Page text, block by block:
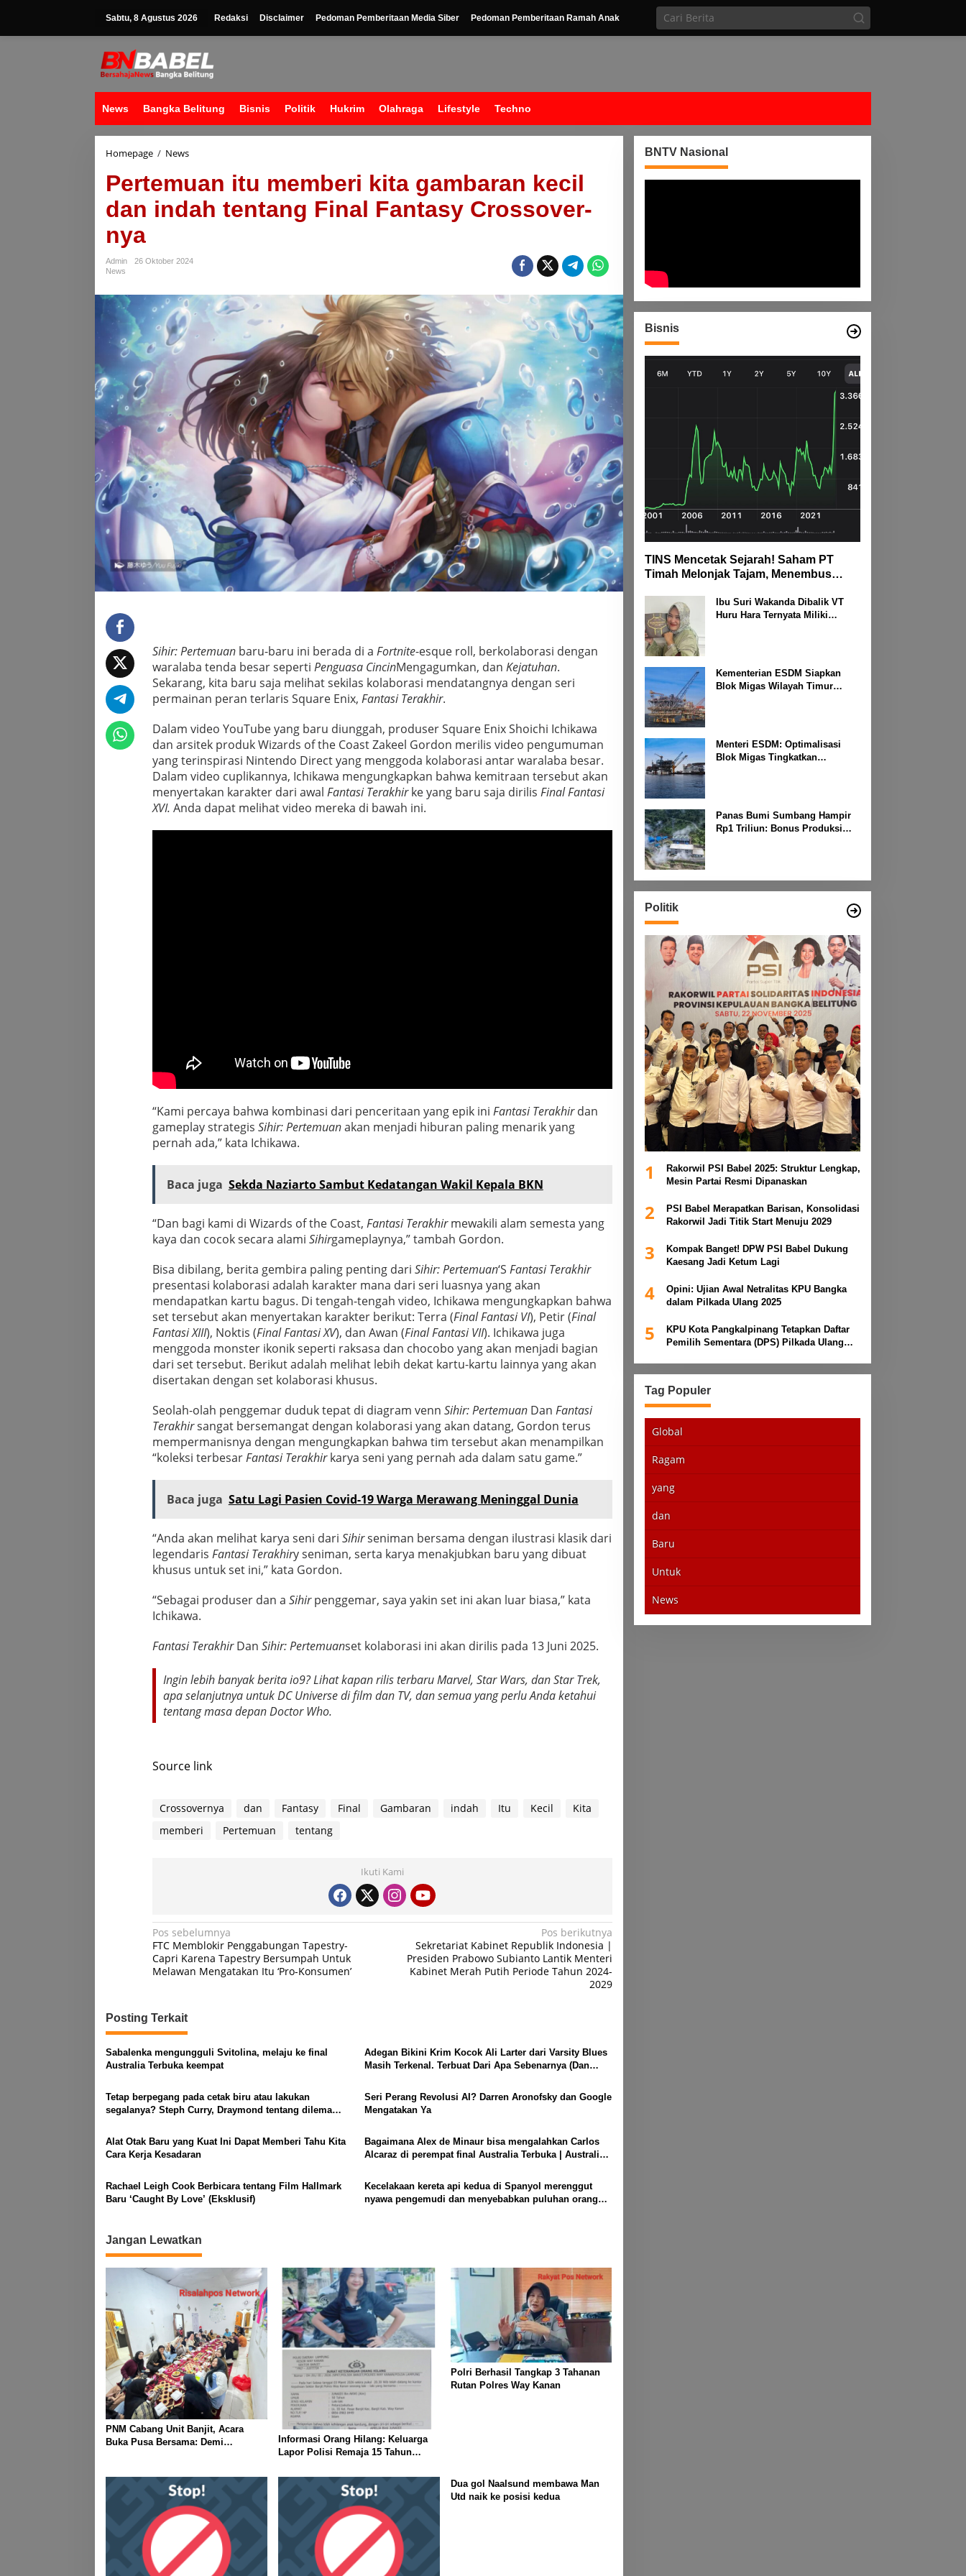
Sabtu, 8 Agustus 2026 Redaksi Disclaimer Pedoman Pemberitaan Media Siber Pedoman Pemberitaan Ramah Anak
News Bangka Belitung Bisnis Politik Hukrim Olahraga Lifestyle Techno
Homepage / NewsPertemuan
memberi
kita
gambaran
kecil
tentang
Crossover-
nya
Pertemuan itu memberi kita gambaran kecil
dan indah tentang Final Fantasy Crossover-
nya
Admin
26 Oktober 2024
News
Sihir: Pertemuanbaru-baru ini berada di a Fortnite-esque roll, berkolaborasi dengan
waralaba tenda besar seperti Penguasa CincinMengagumkan, dan Kejatuhan.
Sekarang, kita baru saja melihat sekilas kolaborasi mendatangnya dengan seri
permainan peran terlaris Square Enix, Fantasi Terakhir.
Dalam video YouTube yang baru diunggah, produser Square Enix Shoichi Ichikawa
dan arsitek produk Wizards of the Coast Zakeel Gordon merilis video pengumuman
yang terinspirasi Nintendo Direct yang menggoda kolaborasi antar waralaba besar.
Dalam video cuplikannya, Ichikawa mengungkapkan bahwa kemitraan tersebut akan
menyertakan karakter dari awal Fantasi Terakhirke yang baru saja dirilis Final Fantasi
XVI. Anda dapat melihat video mereka di bawah ini.
“Kami percaya bahwa kombinasi dari penceritaan yang epik ini Fantasi Terakhirdan
gameplay strategis Sihir: Pertemuanakan menjadi hiburan paling menarik yang
pernah ada,” kata Ichikawa.
Baca juga Sekda Naziarto Sambut Kedatangan Wakil Kepala BKN
“Dan bagi kami di Wizards of the Coast, Fantasi Terakhirmewakili alam semesta yang
kaya dan cocok secara alami Sihirgameplaynya,” tambah Gordon.
Bisa dibilang, berita gembira paling penting dari Sihir: Pertemuan‘S Fantasi Terakhir
presentasi kolaborasi adalah karakter mana dari seri luasnya yang akan
mendapatkan kartu bagus. Di tengah-tengah video, Ichikawa mengungkapkan bahwa
set tersebut akan menyertakan karakter berikut: Terra (Final Fantasi VI), Petir (Final
Fantasi XIII), Noktis (Final Fantasi XV), dan Awan (Final Fantasi VII). Ichikawa juga
menggoda monster ikonik seperti raksasa dan chocobo yang akan menjadi bagian
dari set tersebut. Berikut adalah melihat lebih dekat kartu-kartu lainnya yang akan
disertakan dengan set kolaborasi khusus.
Seolah-olah penggemar duduk tepat di diagram venn Sihir: PertemuanDan Fantasi
Terakhirsangat bersemangat dengan kolaborasi yang akan datang, Gordon terus
mempermanisnya dengan mengungkapkan bahwa tim tersebut akan menampilkan
“koleksi terbesarFantasi Terakhirkarya seni yang pernah ada dalam satu game.”
Baca juga Satu Lagi Pasien Covid-19 Warga Merawang Meninggal Dunia
“Anda akan melihat karya seni dari Sihirseniman bersama dengan ilustrasi klasik dari
legendaris Fantasi Terakhiry seniman, serta karya menakjubkan baru yang dibuat
khusus untuk set ini,” kata Gordon.
“Sebagai produser dan a Sihirpenggemar, saya yakin set ini akan luar biasa,” kata
Ichikawa.
Fantasi TerakhirDan Sihir: Pertemuanset kolaborasi ini akan dirilis pada 13 Juni 2025.
Ingin lebih banyak berita io9? Lihat kapan rilis terbaru Marvel, Star Wars, dan Star Trek,
apa selanjutnya untuk DC Universe di film dan TV, dan semua yang perlu Anda ketahui
tentang masa depan Doctor Who.
Source link
Crossovernya dan Fantasy Final Gambaran indah Itu Kecil
Kita
memberi
Pertemuan tentang
Ikuti Kami
Navigasi
pos
Pos sebelumnya
FTC Memblokir Penggabungan Tapestry-
Capri Karena Tapestry Bersumpah Untuk
Melawan Mengatakan Itu ‘Pro-Konsumen’
Pos berikutnya
Sekretariat Kabinet Republik Indonesia |
Presiden Prabowo Subianto Lantik Menteri
Kabinet Merah Putih Periode Tahun 2024-
2029
Posting Terkait
Sabalenka mengungguli Svitolina, melaju ke final
Australia Terbuka keempat
Adegan Bikini Krim Kocok Ali Larter dari Varsity Blues
Masih Terkenal. Terbuat Dari Apa Sebenarnya (Dan
pada Putranya)
Tetap berpegang pada cetak biru atau lakukan
segalanya? Steph Curry, Draymond tentang dilema
Seri Perang Revolusi AI? Darren Aronofsky dan Google
Mengatakan Ya
Alat Otak Baru yang Kuat Ini Dapat Memberi Tahu Kita
Cara Kerja Kesadaran
Bagaimana Alex de Minaur bisa mengalahkan Carlos
Alcaraz di perempat final Australia Terbuka | Australia
Rachael Leigh Cook Berbicara tentang Film Hallmark
Baru ‘Caught By Love’ (Eksklusif)
Kecelakaan kereta api kedua di Spanyol merenggut
nyawa pengemudi dan menyebabkan puluhan orang
Jangan Lewatkan
PNM Cabang Unit Banjit, Acara
Buka Pusa Bersama: Demi
Informasi Orang Hilang: Keluarga
Lapor Polisi Remaja 15 Tahun
Berpamitan Keluar Sebentar
Polri Berhasil Tangkap 3 Tahanan
Rutan Polres Way Kanan
Dua gol Naalsund membawa Man
Utd naik ke posisi kedua
BNTV Nasional
Bisnis
TINS Mencetak Sejarah! Saham PT
Timah Melonjak Tajam, Menembus
Ibu Suri Wakanda Dibalik VT
Huru Hara Ternyata Miliki
Kementerian ESDM Siapkan
Blok Migas Wilayah Timur
Menteri ESDM: Optimalisasi
Blok Migas Tingkatkan
Panas Bumi Sumbang Hampir
Rp1 Triliun: Bonus Produksi
Politik
1
Rakorwil PSI Babel 2025: Struktur Lengkap,
Mesin Partai Resmi Dipanaskan
2
PSI Babel Merapatkan Barisan, Konsolidasi
Rakorwil Jadi Titik Start Menuju 2029
3
Kompak Banget! DPW PSI Babel Dukung
Kaesang Jadi Ketum Lagi
4
Opini: Ujian Awal Netralitas KPU Bangka
dalam Pilkada Ulang 2025
5
KPU Kota Pangkalpinang Tetapkan Daftar
Pemilih Sementara (DPS) Pilkada Ulang
Tag Populer
Global
Ragam
yang
dan
Baru
Untuk
News